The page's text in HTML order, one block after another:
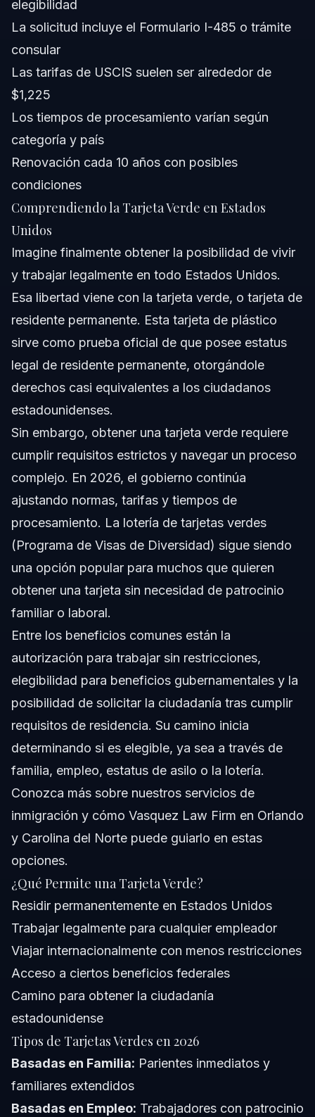
¿Cuál es el costo para aplicar a una tarjeta verde en
¿Cuáles son los principales beneficios de tener una
Fuentes y Referencias
elegibilidad
La solicitud incluye el Formulario I-485 o trámite
consular
Las tarifas de USCIS suelen ser alrededor de
$1,225
Los tiempos de procesamiento varían según
categoría y país
Renovación cada 10 años con posibles
condiciones
Comprendiendo la Tarjeta Verde en Estados
Unidos
Imagine finalmente obtener la posibilidad de vivir
y trabajar legalmente en todo Estados Unidos.
Esa libertad viene con la tarjeta verde, o tarjeta de
residente permanente. Esta tarjeta de plástico
sirve como prueba oficial de que posee estatus
legal de residente permanente, otorgándole
derechos casi equivalentes a los ciudadanos
estadounidenses.
Sin embargo, obtener una tarjeta verde requiere
cumplir requisitos estrictos y navegar un proceso
complejo. En 2026, el gobierno continúa
ajustando normas, tarifas y tiempos de
procesamiento. La lotería de tarjetas verdes
(Programa de Visas de Diversidad) sigue siendo
una opción popular para muchos que quieren
obtener una tarjeta sin necesidad de patrocinio
familiar o laboral.
Entre los beneficios comunes están la
autorización para trabajar sin restricciones,
elegibilidad para beneficios gubernamentales y la
posibilidad de solicitar la ciudadanía tras cumplir
requisitos de residencia. Su camino inicia
determinando si es elegible, ya sea a través de
familia, empleo, estatus de asilo o la lotería.
Conozca más sobre nuestros servicios de
inmigración y cómo Vasquez Law Firm en Orlando
y Carolina del Norte puede guiarlo en estas
opciones.
¿Qué Permite una Tarjeta Verde?
Residir permanentemente en Estados Unidos
Trabajar legalmente para cualquier empleador
Viajar internacionalmente con menos restricciones
Acceso a ciertos beneficios federales
Camino para obtener la ciudadanía
estadounidense
Tipos de Tarjetas Verdes en 2026
Basadas en Familia: Parientes inmediatos y
familiares extendidos
Basadas en Empleo: Trabajadores con patrocinio